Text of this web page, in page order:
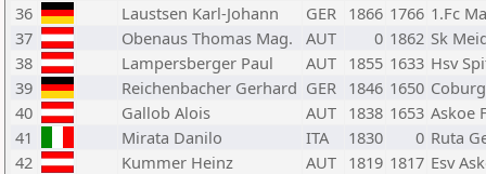
36
Laustsen Karl-Johann GER 1866 1766 1.Fc
37
Obenaus Thomas Mag. AUT 0 1862 Sk
38
Lampersberger Paul AUT 1855 1633 Hsv
39
Reichenbacher Gerhard GER 1846 1650
40
Gallob Alois AUT 1838 1653 Askoe
41
Mirata Danilo ITA 1830 0 Ruta
42
Kummer Heinz AUT 1819 1817 Esv